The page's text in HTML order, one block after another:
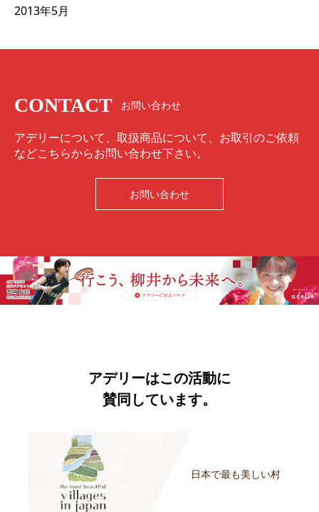
2013年5月
CONTACT お問い合わせ
アデリーについて、取扱商品について、お取引のご依頼
などこちらからお問い合わせ下さい。
お問い合わせ
アデリーはこの活動に
賛同しています。
日本で最も美しい村